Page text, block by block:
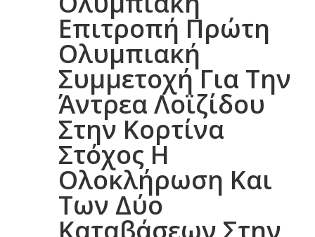
Επιτροπή Πρώτη
Ολυμπιακή
Συμμετοχή Για Την
Άντρεα Λοϊζίδου
Στην Κορτίνα
Στόχος Η
Ολοκλήρωση Και
Των Δύο